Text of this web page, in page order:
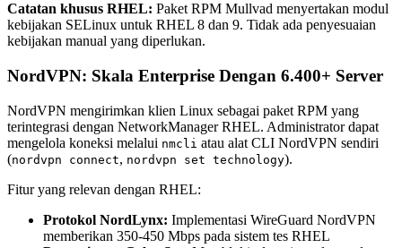
Catatan khusus RHEL: Paket RPM Mullvad menyertakan modul
kebijakan SELinux untuk RHEL 8 dan 9. Tidak ada penyesuaian
kebijakan manual yang diperlukan.
NordVPN: Skala Enterprise Dengan 6.400+ Server
NordVPN mengirimkan klien Linux sebagai paket RPM yang
terintegrasi dengan NetworkManager RHEL. Administrator dapat
mengelola koneksi melalui nmcli atau alat CLI NordVPN sendiri
(nordvpn connect, nordvpn set technology).
Fitur yang relevan dengan RHEL:
Protokol NordLynx: Implementasi WireGuard NordVPN
memberikan 350-450 Mbps pada sistem tes RHEL